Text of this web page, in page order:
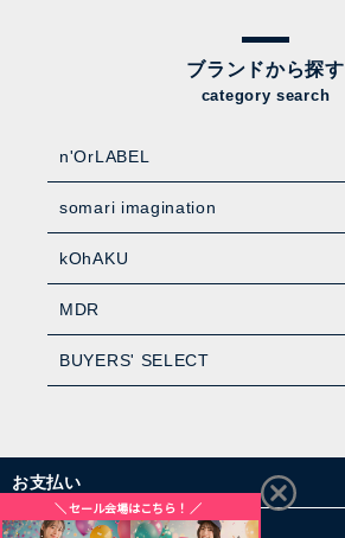
ブランドから探す
category search
n'OrLABEL
somari imagination
kOhAKU
MDR
BUYERS' SELECT
お支払い
配送・送料